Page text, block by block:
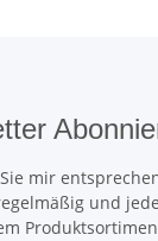
mir
und